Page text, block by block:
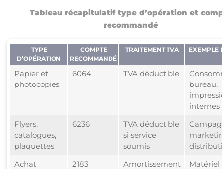
Tableau récapitulatif type d’opération et
recommandé
TYPE
D’OPÉRATION
COMPTE
RECOMMANDÉ
TRAITEMENT TVA EXEMPLE
Papier et
photocopies
6064 TVA déductible
bureau,
internes
Flyers,
catalogues,
plaquettes
6236
TVA déductible
si service
soumis
Achat
2183
Amortissement
Matériel